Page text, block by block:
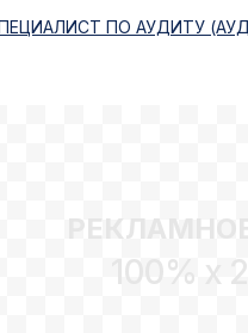
ПО АУДИТУ
100% x